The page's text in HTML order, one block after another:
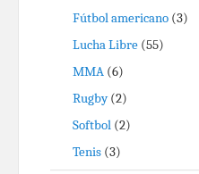
Fútbol americano (3)
Lucha Libre (55)
MMA (6)
Rugby(2)
Softbol (2)
Tenis (3)